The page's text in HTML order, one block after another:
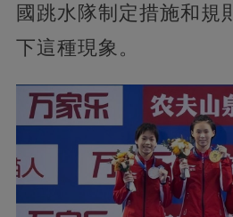
國跳水隊制定措施和規
下這種現象。